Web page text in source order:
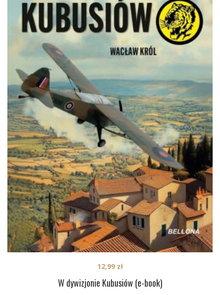
W dywizjonie Kubusiów (e-book)
12,99 zł